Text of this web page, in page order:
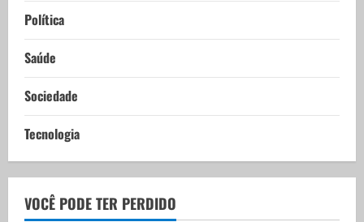
Política
Saúde
Sociedade
Tecnologia
VOCÊ PODE TER PERDIDO